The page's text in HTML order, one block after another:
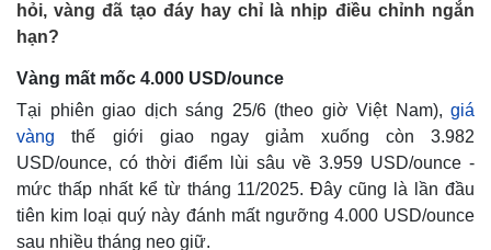
hỏi, vàng đã tạo đáy hay chỉ là nhịp điều chỉnh ngắn
hạn?
Vàng mất mốc 4.000 USD/ounce
Tại phiên giao dịch sáng 25/6 (theo giờ Việt Nam), giá
vàng thế giới giao ngay giảm xuống còn 3.982
USD/ounce, có thời điểm lùi sâu về 3.959 USD/ounce -
mức thấp nhất kể từ tháng 11/2025. Đây cũng là lần đầu
tiên kim loại quý này đánh mất ngưỡng 4.000 USD/ounce
sau nhiều tháng neo giữ.